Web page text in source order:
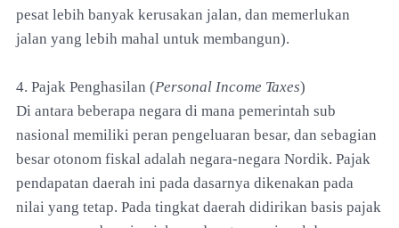
pesat lebih banyak kerusakan jalan, dan memerlukan
jalan yang lebih mahal untuk membangun).
4. Pajak Penghasilan (Personal Income Taxes)
Di antara beberapa negara di mana pemerintah sub
nasional memiliki peran pengeluaran besar, dan sebagian
besar otonom fiskal adalah negara-negara Nordik. Pajak
pendapatan daerah ini pada dasarnya dikenakan pada
nilai yang tetap. Pada tingkat daerah didirikan basis pajak